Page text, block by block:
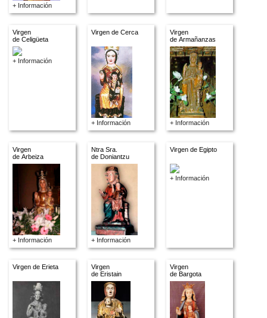
+ Información
Virgen
de Celigüeta
+ Información
Virgen de Cerca
+ Información
Virgen
de Armañanzas
+ Información
Virgen
de Arbeiza
+ Información
Ntra Sra.
de Doniantzu
+ Información
Virgen de Egipto
+ Información
Virgen de Erieta
Virgen
de Eristain
Virgen
de Bargota